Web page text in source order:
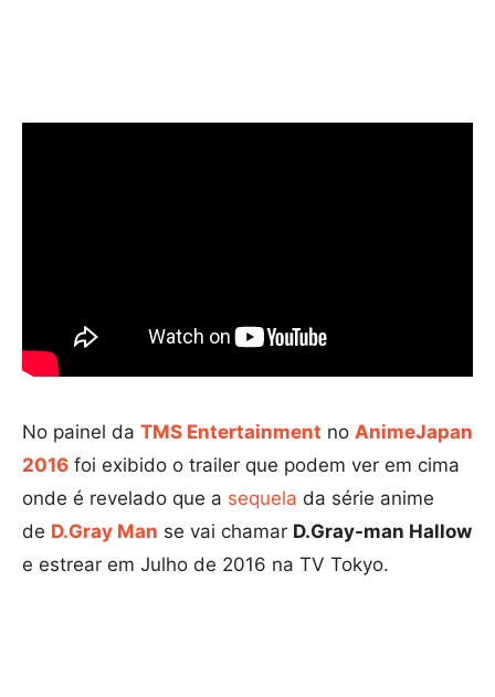
No painel da TMS Entertainment no AnimeJapan
2016 foi exibido o trailer que podem ver em cima
onde é revelado que a sequela da série anime
de D.Gray Man se vai chamar D.Gray-man Hallow
e estrear em Julho de 2016 na TV Tokyo.